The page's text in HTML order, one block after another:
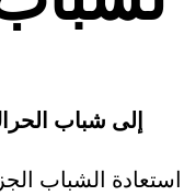
إلى شباب
الشباب